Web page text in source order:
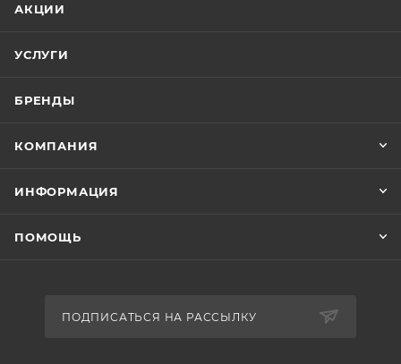
АКЦИИ
УСЛУГИ
БРЕНДЫ
КОМПАНИЯ
ИНФОРМАЦИЯ
ПОМОЩЬ
ПОДПИСАТЬСЯ НА РАССЫЛКУ